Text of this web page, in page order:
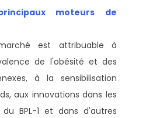
moteurs de
est attribuable à
de l'obésité et des
à la sensibilisation
aux innovations dans les
BPL-1 et dans d'autres